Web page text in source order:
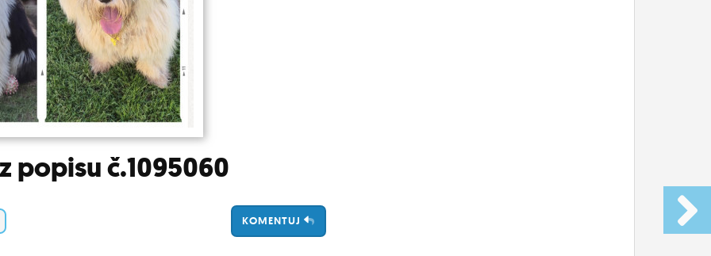
popisu č.1095060
KOMENTUJ